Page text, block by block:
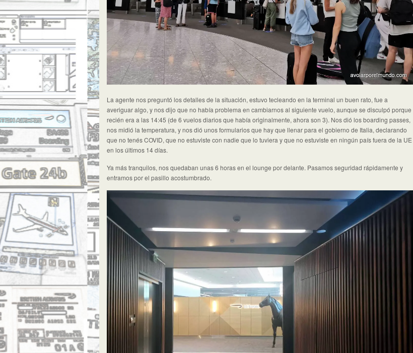
La agente nos preguntó los detalles de la situación, estuvo tecleando en la terminal un buen rato, fue a
averiguar algo, y nos dijo que no había problema en cambiarnos al siguiente vuelo, aunque se disculpó porque
recién era a las 14:45 (de 6 vuelos diarios que había originalmente, ahora son 3). Nos dió los boarding passes,
nos midió la temperatura, y nos dió unos formularios que hay que llenar para el gobierno de Italia, declarando
que no tenés COVID, que no estuviste con nadie que lo tuviera y que no estuviste en ningún país fuera de la UE
en los últimos 14 días.
Ya más tranquilos, nos quedaban unas 6 horas en el lounge por delante. Pasamos seguridad rápidamente y
entramos por el pasillo acostumbrado.